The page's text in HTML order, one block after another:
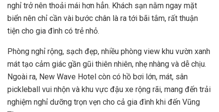
nghỉ trở nên thoải mái hơn hẳn. Khách sạn nằm ngay mặt
biển nên chỉ cần vài bước chân là ra tới bãi tắm, rất thuận
tiện cho gia đình có trẻ nhỏ.
Phòng nghỉ rộng, sạch đẹp, nhiều phòng view khu vườn xanh
mát tạo cảm giác gần gũi thiên nhiên, nhẹ nhàng và dễ chịu.
Ngoài ra, New Wave Hotel còn có hồ bơi lớn, mát, sân
pickleball vui nhộn và khu vực đậu xe rộng rãi, mang đến trải
nghiệm nghỉ dưỡng trọn vẹn cho cả gia đình khi đến Vũng